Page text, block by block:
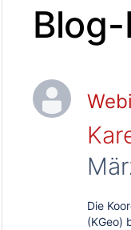
Die
(KGeo)